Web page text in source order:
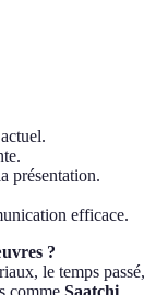
présentation.
efficace.
?
le temps passé,
comme Saatchi